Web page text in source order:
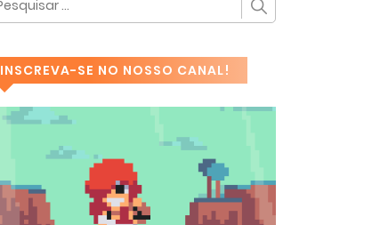
INSCREVA-SE NO NOSSO CANAL!